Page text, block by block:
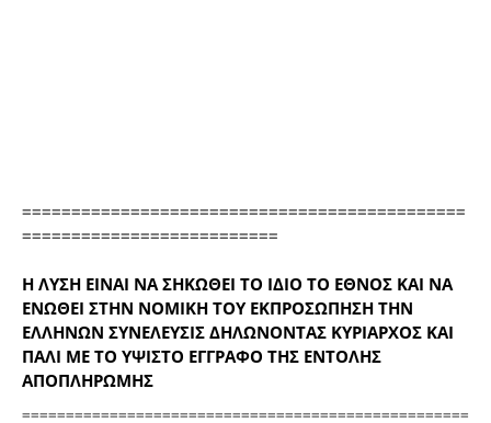
=============================================
==========================
Η ΛΥΣΗ ΕΙΝΑΙ ΝΑ ΣΗΚΩΘΕΙ ΤΟ ΙΔΙΟ ΤΟ ΕΘΝΟΣ ΚΑΙ ΝΑ
ΕΝΩΘΕΙ ΣΤΗΝ ΝΟΜΙΚΗ ΤΟΥ ΕΚΠΡΟΣΩΠΗΣΗ ΤΗΝ
ΕΛΛΗΝΩΝ ΣΥΝΕΛΕΥΣΙΣ ΔΗΛΩΝΟΝΤΑΣ ΚΥΡΙΑΡΧΟΣ ΚΑΙ
ΠΑΛΙ ΜΕ ΤΟ ΥΨΙΣΤΟ ΕΓΓΡΑΦΟ ΤΗΣ ΕΝΤΟΛΗΣ
ΑΠΟΠΛΗΡΩΜΗΣ
===================================================